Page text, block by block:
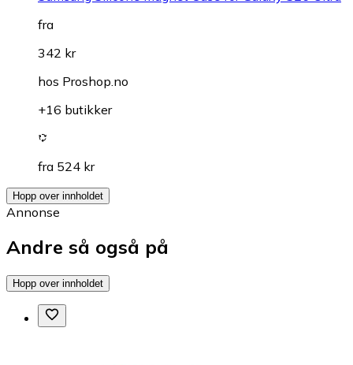
fra
342 kr
hos Proshop.no
+16 butikker
fra 524 kr
Hopp over innholdet
Annonse
Andre så også på
Hopp over innholdet